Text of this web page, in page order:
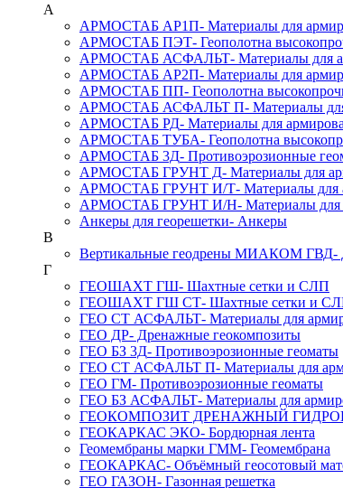
А
АРМОСТАБ АР1П- Материалы для
АРМОСТАБ ПЭТ- Геополотна
АРМОСТАБ АСФАЛЬТ- Материалы для
АРМОСТАБ АР2П- Материалы для
АРМОСТАБ ПП- Геополотна
АРМОСТАБ АСФАЛЬТ П- Материалы
АРМОСТАБ РД- Материалы для
АРМОСТАБ ТУБА- Геополотна
АРМОСТАБ 3Д- Противоэрозионные
АРМОСТАБ ГРУНТ Д- Материалы для
АРМОСТАБ ГРУНТ И/Т- Материалы для
АРМОСТАБ ГРУНТ И/Н- Материалы для
Анкеры для георешетки- Анкеры
В
Вертикальные геодрены МИАКОМ ГВД-
Г
ГЕОШАХТ ГШ- Шахтные сетки и СЛП
ГЕОШАХТ ГШ СТ- Шахтные сетки и
ГЕО СТ АСФАЛЬТ- Материалы для
ГЕО ДР- Дренажные геокомпозиты
ГЕО БЗ 3Д- Противоэрозионные геоматы
ГЕО СТ АСФАЛЬТ П- Материалы для
ГЕО ГМ- Противоэрозионные геоматы
ГЕО БЗ АСФАЛЬТ- Материалы для
ГЕОКОМПОЗИТ ДРЕНАЖНЫЙ
ГЕОКАРКАС ЭКО- Бордюрная лента
Геомембраны марки ГММ- Геомембрана
ГЕОКАРКАС- Объёмный геосотовый
ГЕО ГАЗОН- Газонная решетка